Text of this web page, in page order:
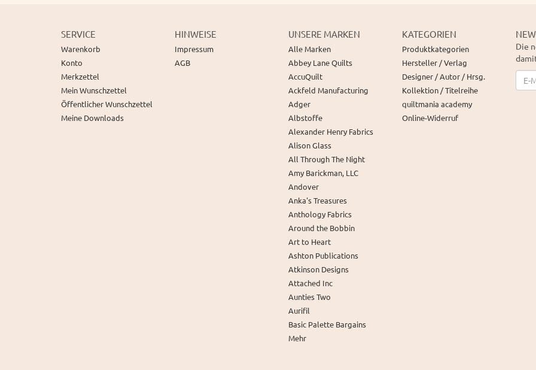
SERVICE
Warenkorb
Konto
Merkzettel
Mein Wunschzettel
Öffentlicher Wunschzettel
Meine Downloads
HINWEISE
Impressum
AGB
UNSERE MARKEN
Alle Marken
Abbey Lane Quilts
AccuQuilt
Ackfeld Manufacturing
Adger
Albstoffe
Alexander Henry Fabrics
Alison Glass
All Through The Night
Amy Barickman, LLC
Andover
Anka's Treasures
Anthology Fabrics
Around the Bobbin
Art to Heart
Ashton Publications
Atkinson Designs
Attached Inc
Aunties Two
Aurifil
Basic Palette Bargains
Mehr
KATEGORIEN
Produktkategorien
Hersteller / Verlag
Designer / Autor / Hrsg.
Kollektion / Titelreihe
quiltmania academy
Online-Widerruf
Die